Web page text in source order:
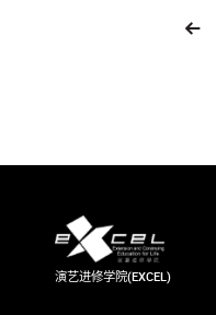
演艺进修学院(EXCEL)